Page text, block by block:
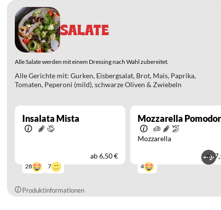
SALATE
Alle Salate werden mit einem Dressing nach Wahl zubereitet.
Alle Gerichte mit: Gurken, Eisbergsalat, Brot, Mais, Paprika,
Tomaten, Peperoni (mild), schwarze Oliven & Zwiebeln
Insalata Mista
ab6,50 €
28 7
Mozzarella
Mozzarella
ab
4
Produktinformationen